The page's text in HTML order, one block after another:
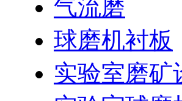
气流磨
球磨机衬板
实验室磨矿